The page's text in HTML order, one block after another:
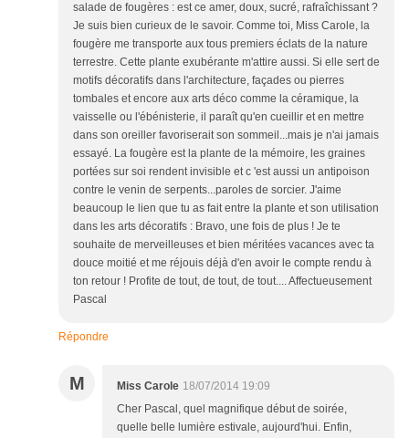
salade de fougères : est ce amer, doux, sucré, rafraîchissant ?
Je suis bien curieux de le savoir. Comme toi, Miss Carole, la
fougère me transporte aux tous premiers éclats de la nature
terrestre. Cette plante exubérante m'attire aussi. Si elle sert de
motifs décoratifs dans l'architecture, façades ou pierres
tombales et encore aux arts déco comme la céramique, la
vaisselle ou l'ébénisterie, il paraît qu'en cueillir et en mettre
dans son oreiller favoriserait son sommeil...mais je n'ai jamais
essayé. La fougère est la plante de la mémoire, les graines
portées sur soi rendent invisible et c 'est aussi un antipoison
contre le venin de serpents...paroles de sorcier. J'aime
beaucoup le lien que tu as fait entre la plante et son utilisation
dans les arts décoratifs : Bravo, une fois de plus ! Je te
souhaite de merveilleuses et bien méritées vacances avec ta
douce moitié et me réjouis déjà d'en avoir le compte rendu à
ton retour ! Profite de tout, de tout, de tout.... Affectueusement
Pascal
Répondre
M Miss Carole 18/07/2014 19:09
Cher Pascal, quel magnifique début de soirée,
quelle belle lumière estivale, aujourd'hui. Enfin,